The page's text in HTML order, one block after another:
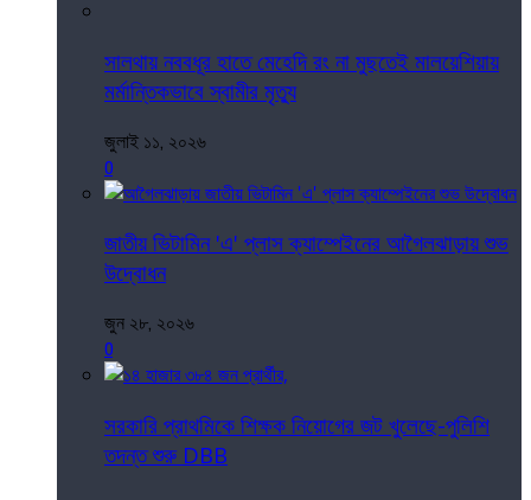
সালথায় নববধূর হাতে মেহেদি রং না মুছতেই মালয়েশিয়ায়
মর্মান্তিকভাবে স্বামীর মৃত্যু
জুলাই ১১, ২০২৬
0
জাতীয় ভিটামিন 'এ' প্লাস ক্যাম্পেইনের আগৈলঝাড়ায় শুভ
উদ্বোধন
জুন ২৮, ২০২৬
0
সরকারি প্রাথমিকে শিক্ষক নিয়োগের জট খুলেছে-পুলিশি
তদন্ত শুরু DBB